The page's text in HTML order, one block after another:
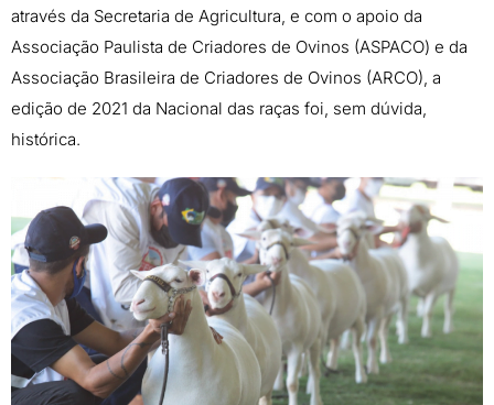
através da Secretaria de Agricultura, e com o apoio da
Associação Paulista de Criadores de Ovinos (ASPACO) e da
Associação Brasileira de Criadores de Ovinos (ARCO), a
edição de 2021 da Nacional das raças foi, sem dúvida,
histórica.